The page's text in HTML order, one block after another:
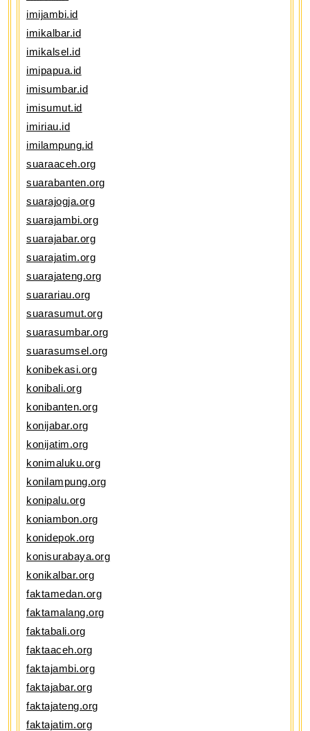
imijambi.id
imikalbar.id
imikalsel.id
imipapua.id
imisumbar.id
imisumut.id
imiriau.id
imilampung.id
suaraaceh.org
suarabanten.org
suarajogja.org
suarajambi.org
suarajabar.org
suarajatim.org
suarajateng.org
suarariau.org
suarasumut.org
suarasumbar.org
suarasumsel.org
konibekasi.org
konibali.org
konibanten.org
konijabar.org
konijatim.org
konimaluku.org
konilampung.org
konipalu.org
koniambon.org
konidepok.org
konisurabaya.org
konikalbar.org
faktamedan.org
faktamalang.org
faktabali.org
faktaaceh.org
faktajambi.org
faktajabar.org
faktajateng.org
faktajatim.org